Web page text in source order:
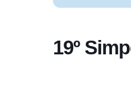
19º